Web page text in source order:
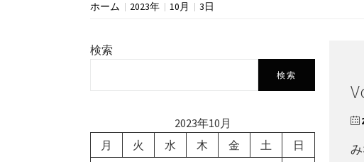
ホーム 2023年 10月 3日
検索
検索
2023年10月
月
火 水 木 金 土
日